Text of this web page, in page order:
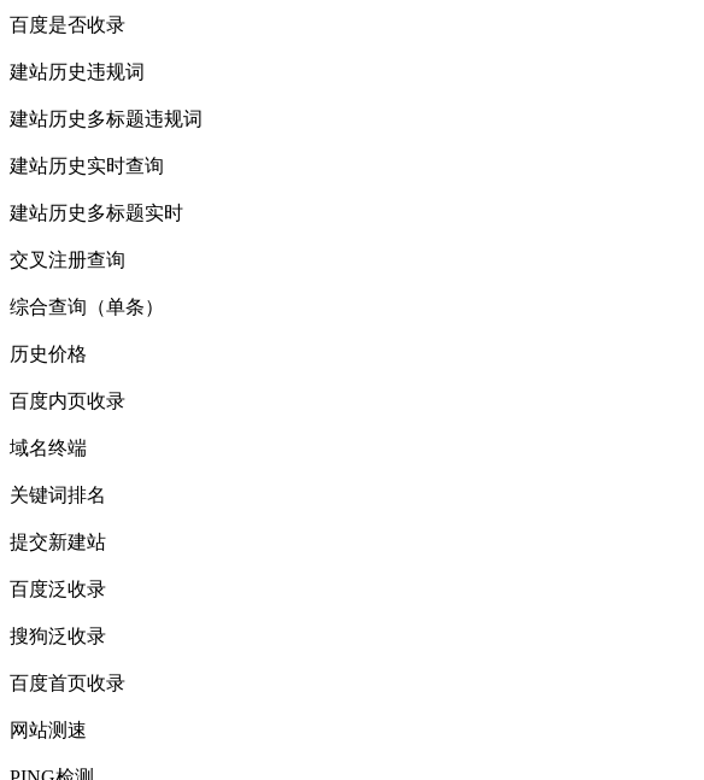
百度是否收录
建站历史违规词
建站历史多标题违规词
建站历史实时查询
建站历史多标题实时
交叉注册查询
综合查询（单条）
历史价格
百度内页收录
域名终端
关键词排名
提交新建站
百度泛收录
搜狗泛收录
百度首页收录
网站测速